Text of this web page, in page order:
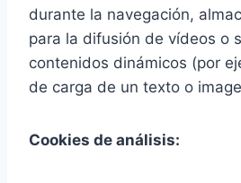
durante la navegación,
para la difusión de vídeos o
contenidos dinámicos (por
de carga de un texto o
Cookies de análisis: